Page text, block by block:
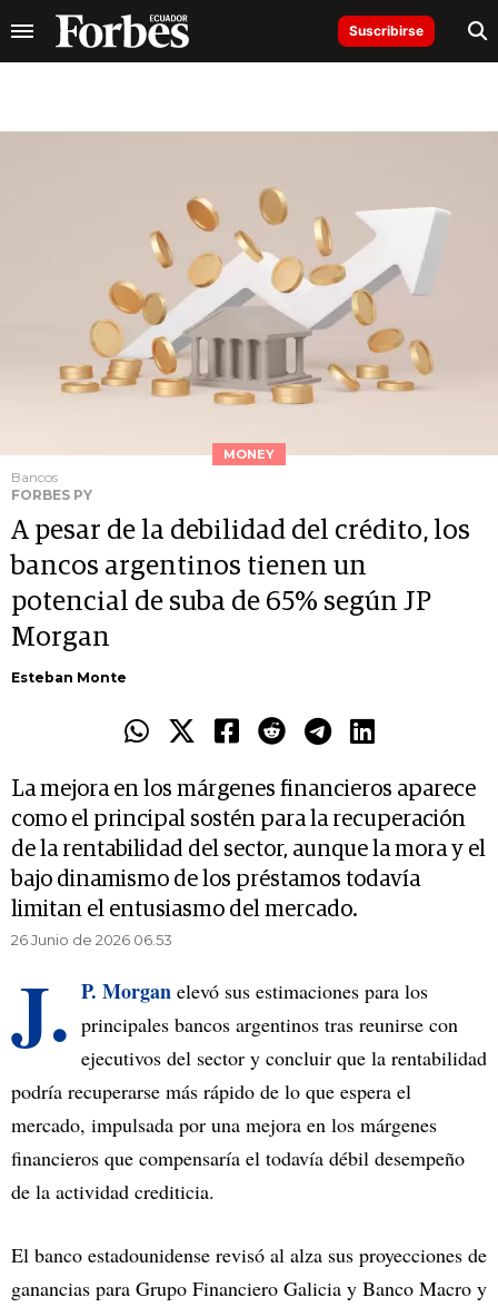
Suscribirse
MONEY
Bancos
FORBES PY
A pesar de la debilidad del crédito, los
bancos argentinos tienen un
potencial de suba de 65% según JP
Morgan
Esteban Monte
La mejora en los márgenes financieros aparece
como el principal sostén para la recuperación
de la rentabilidad del sector, aunque la mora y el
bajo dinamismo de los préstamos todavía
limitan el entusiasmo del mercado.
26 Junio de 2026 06.53
J. P. Morgan elevó sus estimaciones para los
principales bancos argentinos tras reunirse con
ejecutivos del sector y concluir que la rentabilidad
podría recuperarse más rápido de lo que espera el
mercado, impulsada por una mejora en los márgenes
financieros que compensaría el todavía débil desempeño
de la actividad crediticia.
El banco estadounidense revisó al alza sus proyecciones de
ganancias para Grupo Financiero Galicia y Banco Macro y